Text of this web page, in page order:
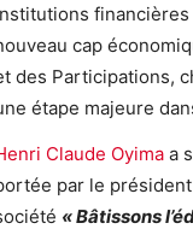
cap
des Participations,
étape majeure
Claude Oyimaa
par le
«Bâtissons